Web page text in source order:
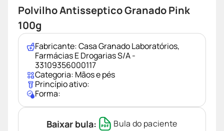
4º
protetor solar facial
5º
shampoo
6º
mounjaro
ozivy
lenço umedecido
10
Polvilho Antisseptico Granado Pink
100g
Fabricante:Casa Granado Laboratórios,
Farmácias E Drogarias S/A -
33109356000117
Categoria: Mãos e pés
Princípio ativo:
Forma:
Baixar bula: Bula do paciente